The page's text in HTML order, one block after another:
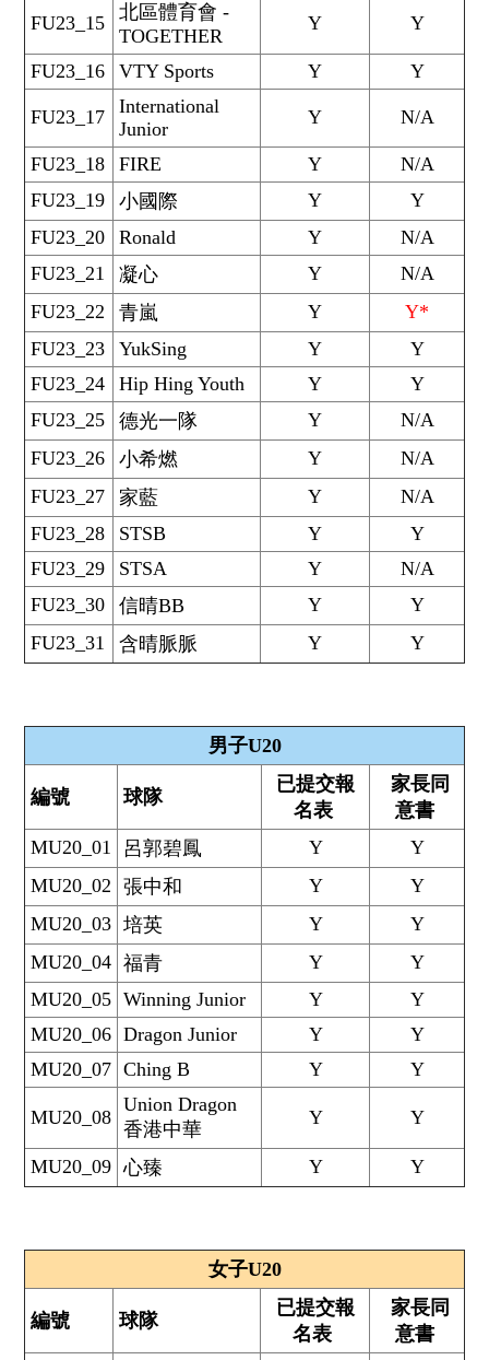
FU23_15
北區體育會 -
TOGETHER
Y Y
FU23_16 VTY Sports Y Y
FU23_17
International
Junior
Y N/A
FU23_18 FIRE Y
N/A
FU23_19
小國際 Y
Y
FU23_20
Ronald Y
N/A
FU23_21
凝心 Y
N/A
FU23_22
青嵐 Y
Y*
FU23_23
YukSing Y
Y
FU23_24
Hip Hing Youth Y
Y
FU23_25
德光一隊 Y
N/A
FU23_26
小希燃 Y
N/A
FU23_27
家藍 Y
N/A
FU23_28
STSB Y
Y
FU23_29
STSA Y
N/A
FU23_30
信晴BB Y
Y
FU23_31
含晴脈脈 Y Y
男子U20
編號 球隊
已提交報
名表
家長同
意書
MU20_01
呂郭碧鳳 Y
Y
MU20_02 張中和 Y
Y
MU20_03 培英 Y
Y
MU20_04 福青 Y
Y
MU20_05 Winning Junior Y
Y
MU20_06 Dragon Junior Y
Y
MU20_07 Ching B Y Y
MU20_08
Union Dragon
香港中華
Y Y
MU20_09 心臻 Y Y
女子U20
編號 球隊
已提交報
名表
家長同
意書